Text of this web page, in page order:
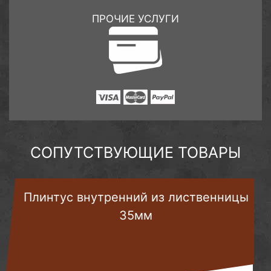
ПРОЧИЕ УСЛУГИ
СОПУТСТВУЮЩИЕ ТОВАРЫ
Плинтус внутренний из лиственницы
35мм